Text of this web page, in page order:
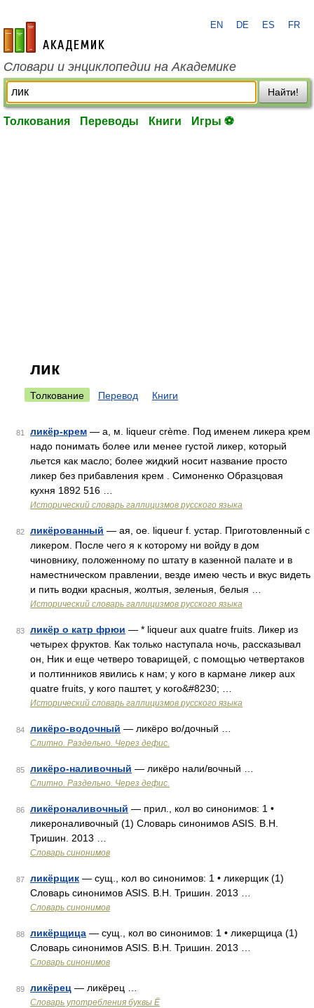
academic.ru
EN DE ES FR
Словари и энциклопедии на Академике
Найти!
Толкования Переводы Книги Игры ⚽
лик
Толкование Перевод Книги
81 ликёр-крем — а, м. liqueur crème. Под именем ликера крем
надо понимать более или менее густой ликер, который
льется как масло; более жидкий носит название просто
ликер без прибавления крем . Симоненко Образцовая
кухня 1892 516 …
Исторический словарь галлицизмов русского языка
82 ликёрованный — ая, ое. liqueur f. устар. Приготовленный с
ликером. После чего я к которому ни войду в дом
чиновнику, положенному по штату в казенной палате и в
наместническом правлении, везде имею честь и вкус видеть
и пить водки красныя, жолтыя, зеленыя, белыя …
Исторический словарь галлицизмов русского языка
83 ликёр о катр фрюи — * liqueur aux quatre fruits. Ликер из
четырех фруктов. Как только наступала ночь, рассказывал
он, Ник и еще четверо товарищей, с помощью четвертаков
и полтинников явились к нам; у кого в кармане ликер aux
quatre fruits, у кого паштет, у кого&#8230; …
Исторический словарь галлицизмов русского языка
84 ликёро-водочный — ликёро во/дочный …
Слитно. Раздельно. Через дефис.
85 ликёро-наливочный — ликёро нали/вочный …
Слитно. Раздельно. Через дефис.
86 ликёроналивочный — прил., кол во синонимов: 1 •
ликероналивочный (1) Словарь синонимов ASIS. В.Н.
Тришин. 2013 …
Словарь синонимов
87 ликёрщик — сущ., кол во синонимов: 1 • ликерщик (1)
Словарь синонимов ASIS. В.Н. Тришин. 2013 …
Словарь синонимов
88 ликёрщица — сущ., кол во синонимов: 1 • ликерщица (1)
Словарь синонимов ASIS. В.Н. Тришин. 2013 …
Словарь синонимов
89 ликёрец — ликёрец …
Словарь употребления буквы Ё